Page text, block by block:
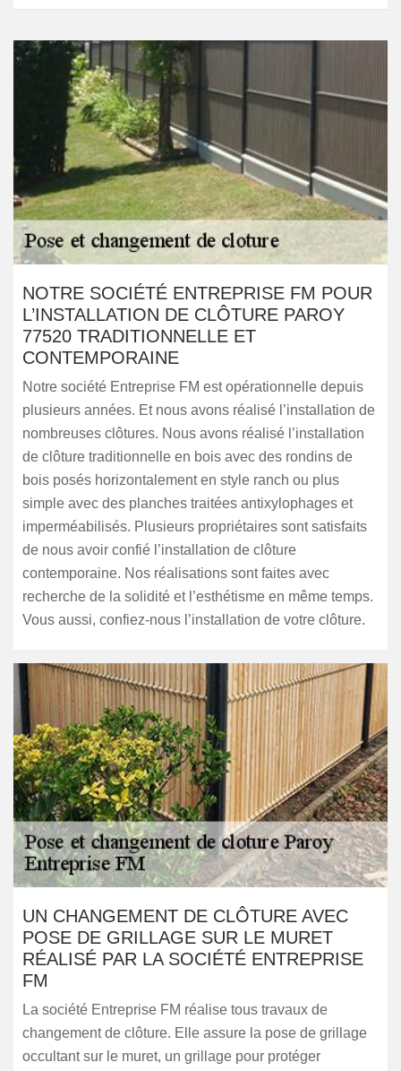
NOTRE SOCIÉTÉ ENTREPRISE FM POUR
L’INSTALLATION DE CLÔTURE PAROY
77520 TRADITIONNELLE ET
CONTEMPORAINE
Notre société Entreprise FM est opérationnelle depuis
plusieurs années. Et nous avons réalisé l’installation de
nombreuses clôtures. Nous avons réalisé l’installation
de clôture traditionnelle en bois avec des rondins de
bois posés horizontalement en style ranch ou plus
simple avec des planches traitées antixylophages et
imperméabilisés. Plusieurs propriétaires sont satisfaits
de nous avoir confié l’installation de clôture
contemporaine. Nos réalisations sont faites avec
recherche de la solidité et l’esthétisme en même temps.
Vous aussi, confiez-nous l’installation de votre clôture.
UN CHANGEMENT DE CLÔTURE AVEC
POSE DE GRILLAGE SUR LE MURET
RÉALISÉ PAR LA SOCIÉTÉ ENTREPRISE
FM
La société Entreprise FM réalise tous travaux de
changement de clôture. Elle assure la pose de grillage
occultant sur le muret, un grillage pour protéger